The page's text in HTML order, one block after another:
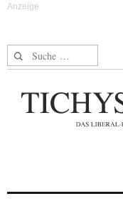
Suche nach: